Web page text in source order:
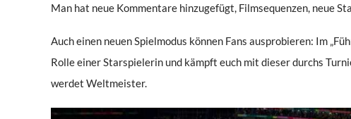
Man hat neue Kommentare hinzugefügt, Filmsequenzen, neue
Auch einen neuen Spielmodus können Fans ausprobieren: Im
Rolle einer Starspielerin und kämpft euch mit dieser durchs
werdet Weltmeister.